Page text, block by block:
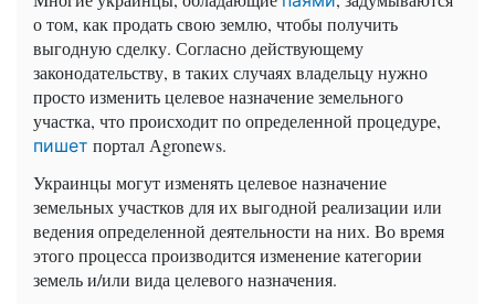
о том, как продать свою землю, чтобы получить
выгодную сделку. Согласно действующему
законодательству, в таких случаях владельцу нужно
просто изменить целевое назначение земельного
участка, что происходит по определенной процедуре,
пишет портал Аgronews.
Украинцы могут изменять целевое назначение
земельных участков для их выгодной реализации или
ведения определенной деятельности на них. Во время
этого процесса производится изменение категории
земель и/или вида целевого назначения.